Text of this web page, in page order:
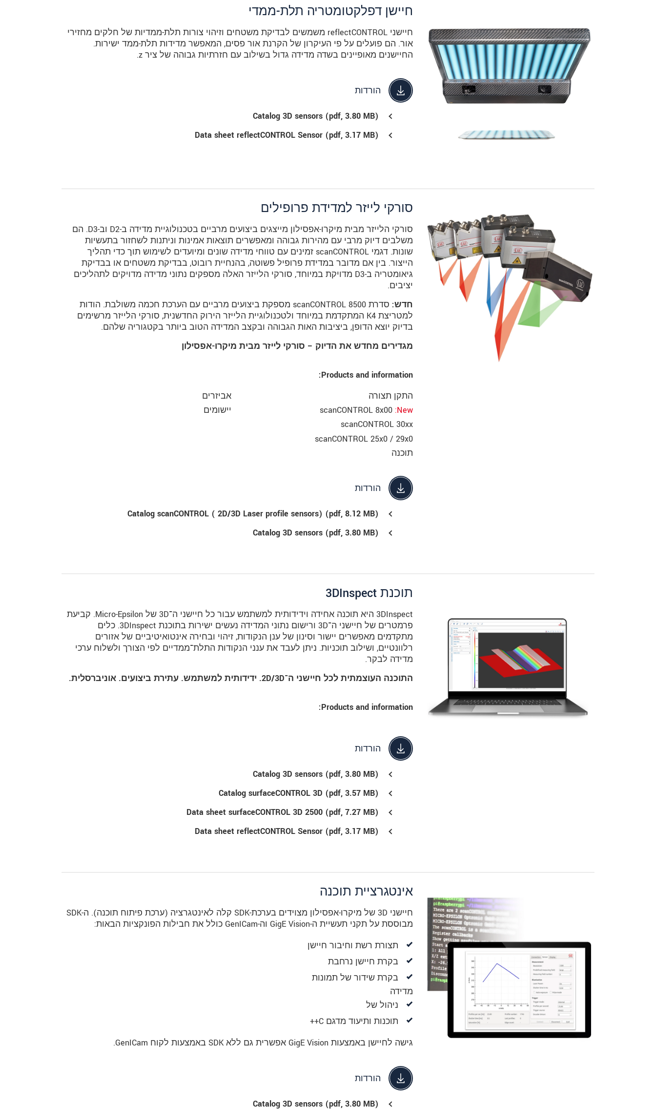
חיישן דפלקטומטריה תלת-ממדי
חיישני reflectCONTROL משמשים לבדיקת משטחים וזיהוי צורות תלת-ממדיות של חלקים מחזירי
אור. הם פועלים על פי העיקרון של הקרנת אור פסים, המאפשר מדידות תלת-ממד ישירות.
החיישנים מאופיינים בשדה מדידה גדול בשילוב עם חזרתיות גבוהה של ציר z.
הורדות
Catalog 3D sensors (pdf, 3.80 MB)
Data sheet reflectCONTROL Sensor (pdf, 3.17 MB)
סורקי לייזר למדידת פרופילים
סורקי הלייזר מבית מיקרו-אפסילון מייצגים ביצועים מרביים בטכנולוגיית מדידה ב-2‏D וב-3‏D. הם
משלבים דיוק מרבי עם מהירות גבוהה ומאפשרים תוצאות אמינות וניתנות לשחזור בתעשיות
שונות. דגמי scanCONTROL זמינים עם טווחי מדידה שונים ומיועדים לשימוש תוך כדי תהליך
הייצור. בין אם מדובר במדידת פרופיל פשוטה, בהנחיית רובוט, בבדיקת משטחים או בבדיקת
גיאומטריה ב-3‏D מדויקת במיוחד, סורקי הלייזר האלה מספקים נתוני מדידה מדויקים לתהליכים
יציבים.
חדש:
סדרת scanCONTROL 8500 מספקת ביצועים מרביים עם הערכת חכמה משולבת. הודות
למטריצת 4‏K המתקדמת במיוחד ולטכנולוגיית הלייזר הירוק החדשנית, סורקי הלייזר מרשימים
בדיוק יוצא הדופן, ביציבות האות הגבוהה ובקצב המדידה הטוב ביותר בקטגוריה שלהם.
מגדירים מחדש את הדיוק – סורקי לייזר מבית מיקרו-אפסילון
Products and information:
התקן תצורה
New
scanCONTROL 8x00
scanCONTROL 30xx
scanCONTROL 25x0 / 29x0
תוכנה
אביזרים
יישומים
הורדות
Catalog scanCONTROL ( 2D/3D Laser profile sensors) (pdf, 8.12 MB)
Catalog 3D sensors (pdf, 3.80 MB)
תוכנת 3DInspect
‏3DInspect היא תוכנה אחידה וידידותית למשתמש עבור כל חיישני ה־3D של Micro-Epsilon. קביעת
פרמטרים של חיישני ה־3D ורישום נתוני המדידה נעשים ישירות בתוכנת 3DInspect. כלים
מתקדמים מאפשרים יישור וסינון של ענן הנקודות, זיהוי ובחירה אינטואיטיביים של אזורים
רלוונטיים, ושילוב תוכניות. ניתן לעבד את ענני הנקודות התלת־ממדיים לפי הצורך ולשלוח ערכי
מדידה לבקר.
התוכנה העוצמתית לכל חיישני ה־2D/3D. ידידותית למשתמש. עתירת ביצועים. אוניברסלית.
Products and information:
הורדות
Catalog 3D sensors (pdf, 3.80 MB)
Catalog surfaceCONTROL 3D (pdf, 3.57 MB)
Data sheet surfaceCONTROL 3D 2500 (pdf, 7.27 MB)
Data sheet reflectCONTROL Sensor (pdf, 3.17 MB)
אינטגרציית תוכנה
חיישני ‎3D של מיקרו-אפסילון מצוידים בערכת-SDK קלה לאינטגרציה (ערכת פיתוח תוכנה). ה-SDK
מבוססת על תקני תעשיית ה-GigE Vision וה-GenICam כולל את חבילות הפונקציות הבאות:
תצורת רשת וחיבור חיישן
בקרת חיישן נרחבת
בקרת שידור של תמונות
מדידה
ניהול של
תוכנות ותיעוד מדגם C++
גישה לחיישן באמצעות GigE Vision אפשרית גם ללא SDK באמצעות לקוח GenICam.
הורדות
Catalog 3D sensors (pdf, 3.80 MB)